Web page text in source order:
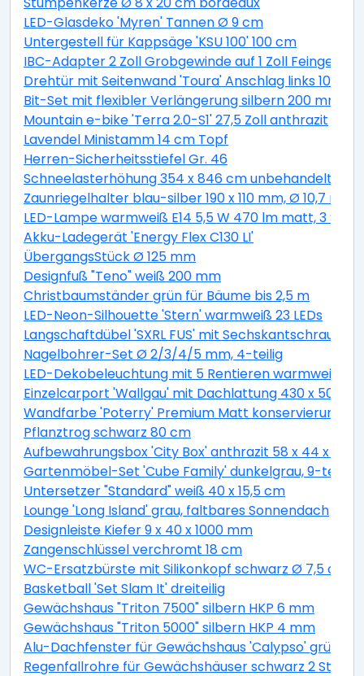
LED-Glasdeko 'Myren' Tannen Ø 9 cm
Untergestell für Kappsäge 'KSU 100' 100 cm
IBC-Adapter 2 Zoll Grobgewinde auf 1 Zoll
Drehtür mit Seitenwand 'Toura' Anschlag links 100 x
Bit-Set mit flexibler Verlängerung silbern 200 mm 11-
Mountain e-bike 'Terra 2.0-S1' 27,5 Zoll anthrazit
Lavendel Ministamm 14 cm Topf
Herren-Sicherheitsstiefel Gr. 46
Schneelasterhöhung 354 x 846 cm unbehandelt 6
Zaunriegelhalter blau-silber 190 x 110 mm, Ø 10,7 mm
LED-Lampe warmweiß E14 5,5 W 470 lm matt, 3
Akku-Ladegerät 'Energy Flex C130 LI'
ÜbergangsStück Ø 125 mm
Designfuß "Teno" weiß 200 mm
Christbaumständer grün für Bäume bis 2,5 m
LED-Neon-Silhouette 'Stern' warmweiß 23 LEDs
Langschaftdübel 'SXRL FUS' mit Sechskantschraube,
Nagelbohrer-Set Ø 2/3/4/5 mm, 4-teilig
LED-Dekobeleuchtung mit 5 Rentieren warmweiß
Einzelcarport 'Wallgau' mit Dachlattung 430 x 500
Wandfarbe 'Poterry' Premium Matt
Pflanztrog schwarz 80 cm
Aufbewahrungsbox 'City Box' anthrazit 58 x 44 x 55
Gartenmöbel-Set 'Cube Family' dunkelgrau, 9-teilig
Untersetzer "Standard" weiß 40 x 15,5 cm
Lounge 'Long Island' grau, faltbares Sonnendach
Designleiste Kiefer 9 x 40 x 1000 mm
Zangenschlüssel verchromt 18 cm
WC-Ersatzbürste mit Silikonkopf schwarz Ø 7,5 cm
Basketball 'Set Slam It' dreiteilig
Gewächshaus "Triton 7500" silbern HKP 6 mm
Gewächshaus "Triton 5000" silbern HKP 4 mm
Alu-Dachfenster für Gewächshaus 'Calypso' grün
Regenfallrohre für Gewächshäuser schwarz 2 Stück